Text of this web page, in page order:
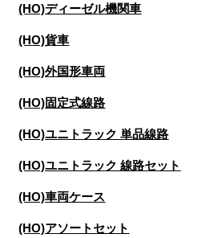
(HO)ディーゼル機関車
(HO)貨車
(HO)外国形車両
(HO)固定式線路
(HO)ユニトラック 単品線路
(HO)ユニトラック 線路セット
(HO)車両ケース
(HO)アソートセット